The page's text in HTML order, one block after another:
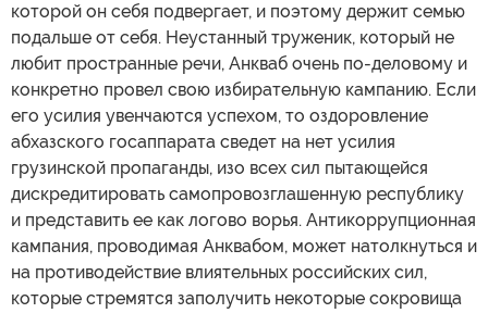
которой он себя подвергает, и поэтому держит семью
подальше от себя. Неустанный труженик, который не
любит пространные речи, Анкваб очень по-деловому и
конкретно провел свою избирательную кампанию. Если
его усилия увенчаются успехом, то оздоровление
абхазского госаппарата сведет на нет усилия
грузинской пропаганды, изо всех сил пытающейся
дискредитировать самопровозглашенную республику
и представить ее как логово ворья. Антикоррупционная
кампания, проводимая Анквабом, может натолкнуться и
на противодействие влиятельных российских сил,
которые стремятся заполучить некоторые сокровища